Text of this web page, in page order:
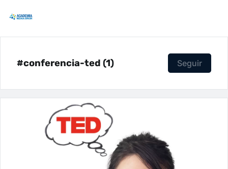
#conferencia-ted (1) Seguir